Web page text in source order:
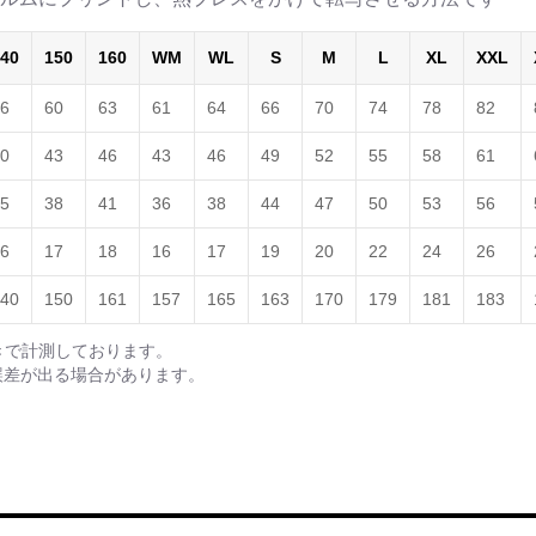
150 160 WM WL S M L XL XXL
60 63 61 64 66 70 74 78 82
43 46 43 46 49 52 55 58 61
38 41 36 38 44 47 50 53 56
17 18 16 17 19 20 22 24 26
150 161 157 165 163 170 179 181 183
計測しております。
が出る場合があります。